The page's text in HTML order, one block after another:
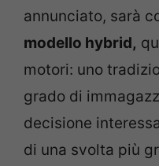
annunciato, sarà
modello hybrid,
motori: uno
grado di
decisione
di una svolta più